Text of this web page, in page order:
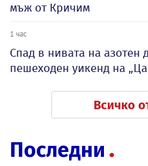
мъж от Кричим
1 час
Спад в нивата на азотен
пешеходен уикенд на
Всичко
Последни